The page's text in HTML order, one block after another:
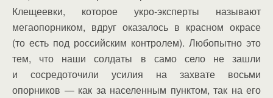
Клещеевки, которое укро-эксперты называют
мегаопорником, вдруг оказалось в красном окрасе
(то есть под российским контролем). Любопытно это
тем, что наши солдаты в само село не зашли
и сосредоточили усилия на захвате восьми
опорников — как за населенным пунктом, так на его